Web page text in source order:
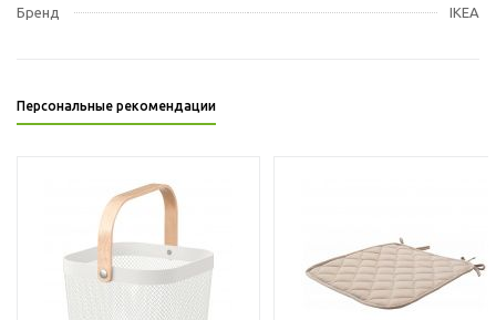
Бренд IKEA
Персональные рекомендации